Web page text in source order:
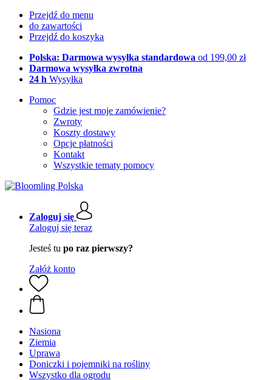
Przejdź do menu
do zawartości
Przejdź do koszyka
Polska: Darmowa wysyłka standardowa od 199,00 zł
Darmowa wysyłka zwrotna
24 h Wysyłka
Pomoc
Gdzie jest moje zamówienie?
Zwroty
Koszty dostawy
Opcje płatności
Kontakt
Wszystkie tematy pomocy
Zaloguj się
Zaloguj się teraz
Jesteś tu po raz pierwszy?
Załóż konto
Nasiona
Ziemia
Uprawa
Doniczki i pojemniki na rośliny
Wszystko dla ogrodu